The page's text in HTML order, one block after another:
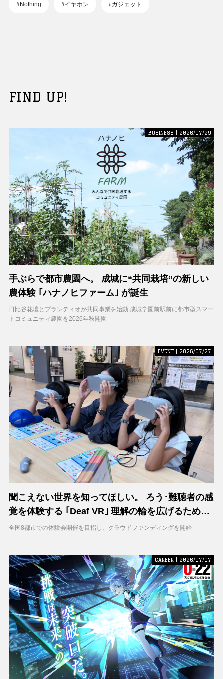
#Nothing #イヤホン #ガジェット
FIND UP!
BUSINESS | 2026/07/29
手ぶらで都市農園へ。 成城に“共同栽培”の新しい
農体験 ｢ハナノヒファーム｣ が誕生
日比谷花壇とプランティオが共同事業を始動 成城学園前駅前に都市型スマー
トコミュニティ農園を2026年秋開園
EVENT | 2026/07/27
聞こえない世界を知ってほしい。 ろう･難聴者の感
覚を体験する ｢Deaf VR｣ 理解の輪を広げるため支
援募集を開始
全国8都市での体験会開催を目指し、クラウドファンディングを開始
CAREER | 2026/07/07